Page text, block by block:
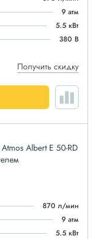
9 атм
5.5 кВт
380 В
Получить скидку
Albert E 50-RD
870 л/мин
9 атм
5.5 кВт